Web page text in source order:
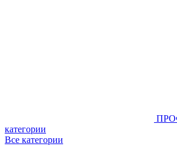
категории
Все категории